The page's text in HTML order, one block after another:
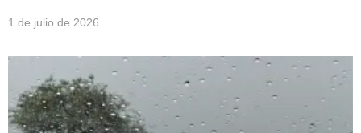
1 de julio de 2026